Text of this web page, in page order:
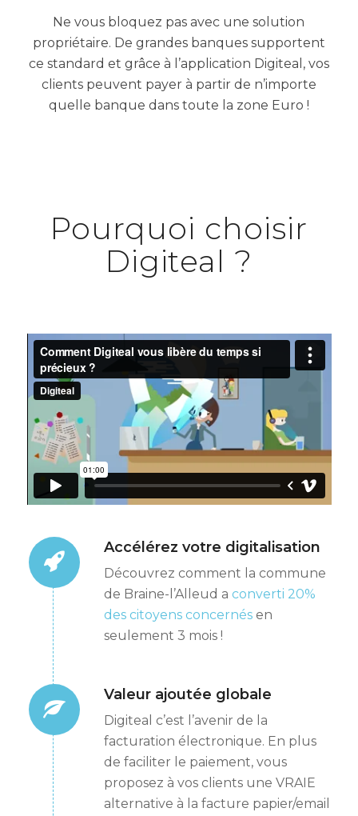
Ne vous bloquez pas avec une solution
propriétaire. De grandes banques supportent
ce standard et grâce à l’application Digiteal, vos
clients peuvent payer à partir de n’importe
quelle banque dans toute la zone Euro !
Pourquoi choisir
Digiteal ?
Accélérez votre digitalisation
Découvrez comment la commune
de Braine-l’Alleud a converti 20%
des citoyens concernésen
seulement 3 mois !
Valeur ajoutée globale
Digiteal c’est l’avenir de la
facturation électronique. En plus
de faciliter le paiement, vous
proposez à vos clients une VRAIE
alternative à la facture papier/email